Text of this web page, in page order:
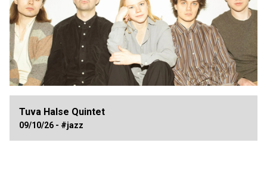
Tuva Halse Quintet
09/10/26 - #jazz